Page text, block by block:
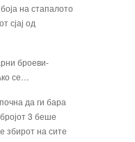
на стапалото
сјај од
броеви-
се…
да ги бара
3 беше
збирот на сите